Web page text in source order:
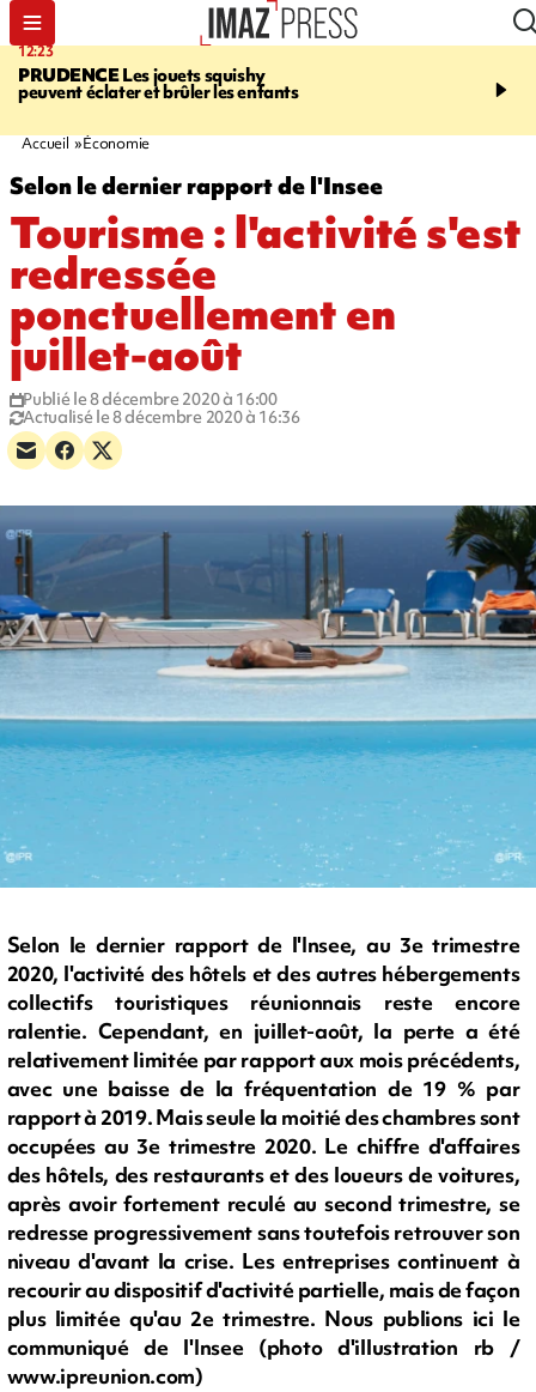
12:23
PRUDENCELes jouets squishy
peuvent éclater et brûler les enfants
15:54
inquiétante - un appel
Accueil Économie
Selon le dernier rapport de l'Insee
Tourisme : l'activité s'est
redressée
ponctuellement en
juillet-août
Publié le 8 décembre 2020 à 16:00
Actualisé le 8 décembre 2020 à 16:36
Selon le dernier rapport de l'Insee, au 3e trimestre
2020, l'activité des hôtels et des autres hébergements
collectifs touristiques réunionnais reste encore
ralentie. Cependant, en juillet-août, la perte a été
relativement limitée par rapport aux mois précédents,
avec une baisse de la fréquentation de 19 % par
rapport à 2019. Mais seule la moitié des chambres sont
occupées au 3e trimestre 2020. Le chiffre d'affaires
des hôtels, des restaurants et des loueurs de voitures,
après avoir fortement reculé au second trimestre, se
redresse progressivement sans toutefois retrouver son
niveau d'avant la crise. Les entreprises continuent à
recourir au dispositif d'activité partielle, mais de façon
plus limitée qu'au 2e trimestre. Nous publions ici le
communiqué de l'Insee (photo d'illustration rb /
www.ipreunion.com)